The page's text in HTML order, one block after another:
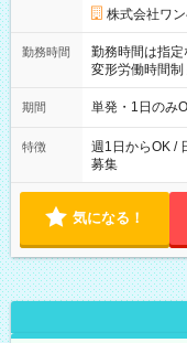
株式会社ワ
勤務時間
勤務時間は指定
変形労働時間制 想定労
～21：00
期間 単発・1日のみ
特徴
週1日からOK /
募集
気になる！